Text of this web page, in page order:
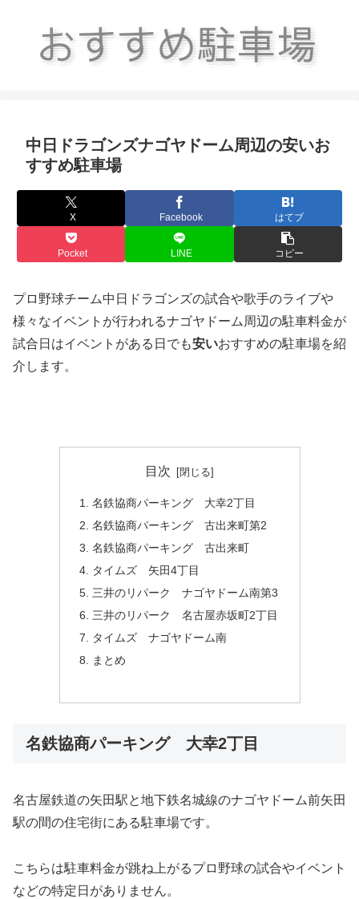
中日ドラゴンズナゴヤドーム周辺の安いお
すすめ駐車場
X Facebook はてブ
Pocket LINE コピー
プロ野球チーム中日ドラゴンズの試合や歌手のライブや
様々なイベントが行われるナゴヤドーム周辺の駐車料金が
試合日はイベントがある日でも安いおすすめの駐車場を紹
介します。
目次
名鉄協商パーキング 大幸2丁目
名鉄協商パーキング 古出来町第2
名鉄協商パーキング 古出来町
タイムズ 矢田4丁目
三井のリパーク ナゴヤドーム南第3
三井のリパーク 名古屋赤坂町2丁目
タイムズ ナゴヤドーム南
まとめ
名鉄協商パーキング 大幸2丁目
名古屋鉄道の矢田駅と地下鉄名城線のナゴヤドーム前矢田
駅の間の住宅街にある駐車場です。
こちらは駐車料金が跳ね上がるプロ野球の試合やイベント
などの特定日がありません。